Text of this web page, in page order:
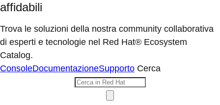
affidabili
Trova le soluzioni della nostra community collaborativa
di esperti e tecnologie nel Red Hat® Ecosystem
Catalog.
ConsoleDocumentazioneSupporto Cerca